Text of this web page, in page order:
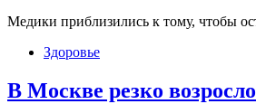
Медики приблизились к тому, чтобы
Здоровье
В Москве резко